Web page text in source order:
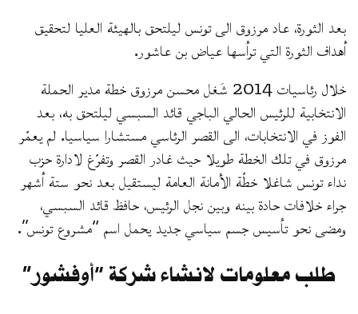
بعد الثورة، عاد مرزوق الى تونس ليلتحق بالهيئة العليا لتحقيق
أهداف الثورة التي ترأسها عياض بن عاشور.
خلال رئاسيات 2014 شَغل محسن مرزوق خطة مدير الحملة
الانتخابية للرئيس الحالي الباجي قائد السبسي ليلتحق به، بعد
الفوز في الانتخابات، الى القصر الرئاسي مستشارا سياسيا. لم يعمّر
مرزوق في تلك الخطة طويلا حيث غادر القصر وتفرّغ لادارة حزب
نداء تونس شاغلا خطّة الأمانة العامة ليستقيل بعد نحو ستة أشهر
جراء خلافات حادة بينه وبين نجل الرئيس، حافظ قائد السبسي،
ومضى نحو تأسيس جسم سياسي جديد يحمل اسم “مشروع تونس”.
طلب معلومات لانشاء شركة “أوفشور”